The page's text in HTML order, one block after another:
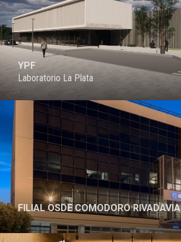
YPF
Laboratorio La Plata
FILIAL OSDE COMODORO RIVADAVIA